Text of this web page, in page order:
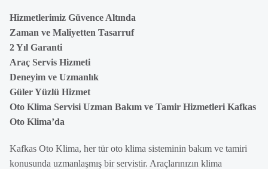
Hizmetlerimiz Güvence Altında
Zaman ve Maliyetten Tasarruf
2 Yıl Garanti
Araç Servis Hizmeti
Deneyim ve Uzmanlık
Güler Yüzlü Hizmet
Oto Klima Servisi Uzman Bakım ve Tamir Hizmetleri Kafkas
Oto Klima’da
Kafkas Oto Klima, her tür oto klima sisteminin bakım ve tamiri
konusunda uzmanlaşmış bir servistir. Araçlarınızın klima